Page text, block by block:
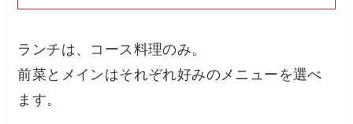
ランチは、コース料理のみ。
前菜とメインはそれぞれ好みのメニューを選べ
ます。